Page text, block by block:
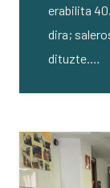
erabilita
dira;
dituzte.…